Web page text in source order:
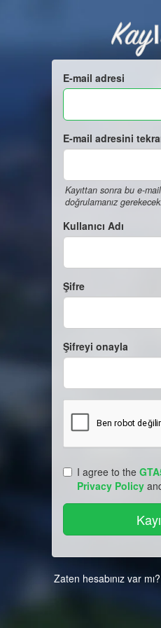
E-mail adresi
E-mail adresini
Kayıttan sonra bu e-
doğrulamanız gerekecek.
Kullanıcı Adı
Şifre
Şifreyi onayla
I agree to the
Privacy Policy
Zaten hesabınız var mı?